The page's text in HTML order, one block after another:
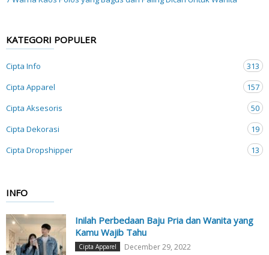
KATEGORI POPULER
Cipta Info
313
Cipta Apparel
157
Cipta Aksesoris
50
Cipta Dekorasi
19
Cipta Dropshipper
13
INFO
Inilah Perbedaan Baju Pria dan Wanita yang
Kamu Wajib Tahu
Cipta Apparel December 29, 2022